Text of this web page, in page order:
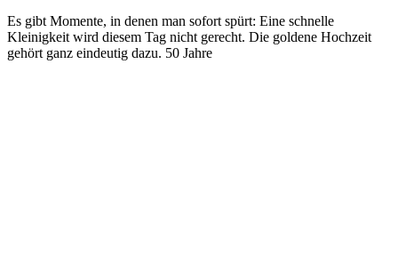
Es gibt Momente, in denen man sofort spürt: Eine schnelle
Kleinigkeit wird diesem Tag nicht gerecht. Die goldene Hochzeit
gehört ganz eindeutig dazu. 50 Jahre